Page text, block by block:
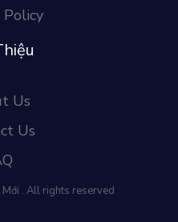
Policy
Us
Us
. All rights reserved